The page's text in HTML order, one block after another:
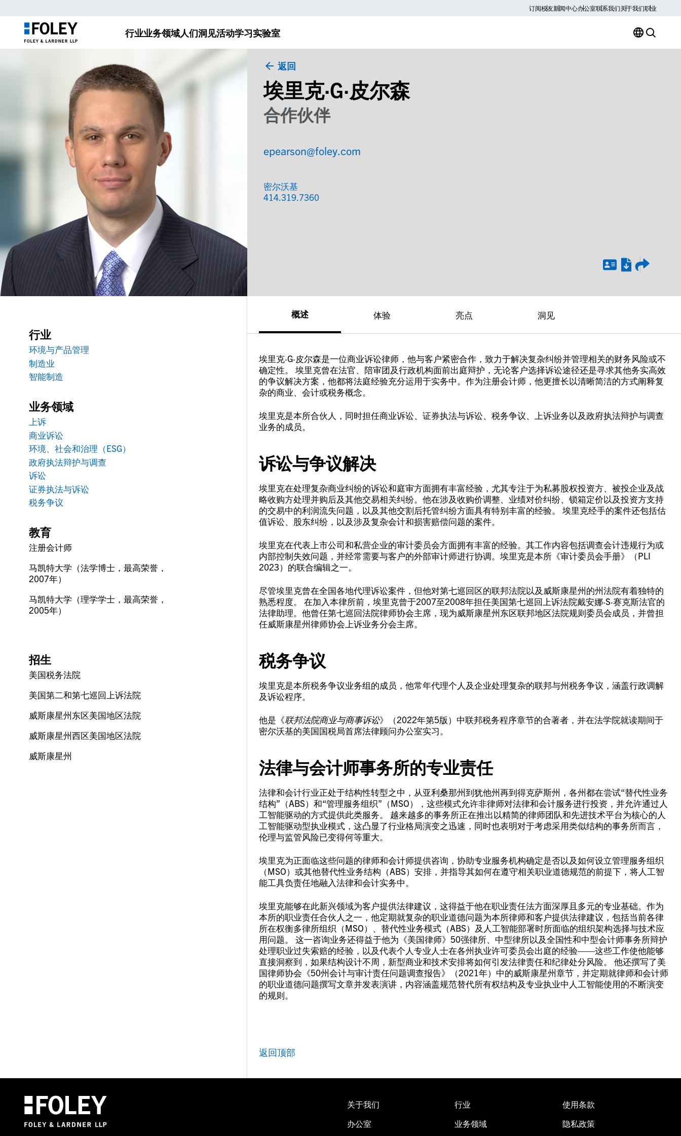
订阅校友新闻中心办公室联系我们关于我们职业
行业业务领域人们洞见活动学习实验室
返回
埃里克·G·皮尔森
合作伙伴
epearson@foley.com
密尔沃基
414.319.7360
行业
环境与产品管理
制造业
智能制造
业务领域
上诉
商业诉讼
环境、社会和治理（ESG）
政府执法辩护与调查
诉讼
证券执法与诉讼
税务争议
教育
注册会计师
马凯特大学（法学博士，最高荣誉，
2007年）
马凯特大学（理学学士，最高荣誉，
2005年）
招生
美国税务法院
美国第二和第七巡回上诉法院
威斯康星州东区美国地区法院
威斯康星州西区美国地区法院
威斯康星州
概述
埃里克·G·皮尔森是一位商业诉讼律师，他与客户紧密合作，致力于解决复杂纠纷并管理相关的财务风险或不
确定性。 埃里克曾在法官、陪审团及行政机构面前出庭辩护，无论客户选择诉讼途径还是寻求其他务实高效
的争议解决方案，他都将法庭经验充分运用于实务中。作为注册会计师，他更擅长以清晰简洁的方式阐释复
杂的商业、会计或税务概念。
埃里克是本所合伙人，同时担任商业诉讼、证券执法与诉讼、税务争议、上诉业务以及政府执法辩护与调查
业务的成员。
诉讼与争议解决
埃里克在处理复杂商业纠纷的诉讼和庭审方面拥有丰富经验，尤其专注于为私募股权投资方、被投企业及战
略收购方处理并购后及其他交易相关纠纷。他在涉及收购价调整、业绩对价纠纷、锁箱定价以及投资方支持
的交易中的利润流失问题，以及其他交割后托管纠纷方面具有特别丰富的经验。 埃里克经手的案件还包括估
值诉讼、股东纠纷，以及涉及复杂会计和损害赔偿问题的案件。
埃里克在代表上市公司和私营企业的审计委员会方面拥有丰富的经验。其工作内容包括调查会计违规行为或
内部控制失效问题，并经常需要与客户的外部审计师进行协调。埃里克是本所《审计委员会手册》（PLI
2023）的联合编辑之一。
尽管埃里克曾在全国各地代理诉讼案件，但他对第七巡回区的联邦法院以及威斯康星州的州法院有着独特的
熟悉程度。 在加入本律所前，埃里克曾于2007至2008年担任美国第七巡回上诉法院戴安娜·S·赛克斯法官的
法律助理。他曾任第七巡回法院律师协会主席，现为威斯康星州东区联邦地区法院规则委员会成员，并曾担
任威斯康星州律师协会上诉业务分会主席。
税务争议
埃里克是本所税务争议业务组的成员，他常年代理个人及企业处理复杂的联邦与州税务争议，涵盖行政调解
及诉讼程序。
他是《联邦法院商业与商事诉讼》（2022年第5版）中联邦税务程序章节的合著者，并在法学院就读期间于
密尔沃基的美国国税局首席法律顾问办公室实习。
法律与会计师事务所的专业责任
法律和会计行业正处于结构性转型之中，从亚利桑那州到犹他州再到得克萨斯州，各州都在尝试“替代性业务
结构”（ABS）和“管理服务组织”（MSO），这些模式允许非律师对法律和会计服务进行投资，并允许通过人
工智能驱动的方式提供此类服务。 越来越多的事务所正在推出以精简的律师团队和先进技术平台为核心的人
工智能驱动型执业模式，这凸显了行业格局演变之迅速，同时也表明对于考虑采用类似结构的事务所而言，
伦理与监管风险已变得何等重大。
埃里克为正面临这些问题的律师和会计师提供咨询，协助专业服务机构确定是否以及如何设立管理服务组织
（MSO）或其他替代性业务结构（ABS）安排，并指导其如何在遵守相关职业道德规范的前提下，将人工智
能工具负责任地融入法律和会计实务中。
埃里克能够在此新兴领域为客户提供法律建议，这得益于他在职业责任法方面深厚且多元的专业基础。作为
本所的职业责任合伙人之一，他定期就复杂的职业道德问题为本所律师和客户提供法律建议，包括当前各律
所在权衡多律所组织（MSO）、替代性业务模式（ABS）及人工智能部署时所面临的组织架构选择与技术应
用问题。 这一咨询业务还得益于他为《美国律师》50强律所、中型律所以及全国性和中型会计师事务所辩护
处理职业过失索赔的经验，以及代表个人专业人士在各州执业许可委员会出庭的经验——这些工作使他能够
直接洞察到，如果结构设计不周，新型商业和技术安排将如何引发法律责任和纪律处分风险。 他还撰写了美
国律师协会《50州会计与审计责任问题调查报告》（2021年）中的威斯康星州章节，并定期就律师和会计师
的职业道德问题撰写文章并发表演讲，内容涵盖规范替代所有权结构及专业执业中人工智能使用的不断演变
的规则。
体验 亮点 洞见
返回顶部
关于我们
办公室
行业
业务领域
使用条款
隐私政策